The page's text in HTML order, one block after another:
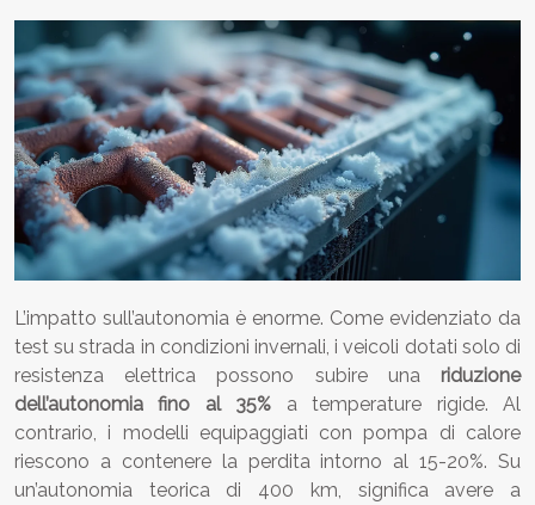
L’impatto sull’autonomia è enorme. Come evidenziato da
test su strada in condizioni invernali, i veicoli dotati solo di
resistenza elettrica possono subire una riduzione
dell’autonomia fino al 35% a temperature rigide. Al
contrario, i modelli equipaggiati con pompa di calore
riescono a contenere la perdita intorno al 15-20%. Su
un’autonomia teorica di 400 km, significa avere a